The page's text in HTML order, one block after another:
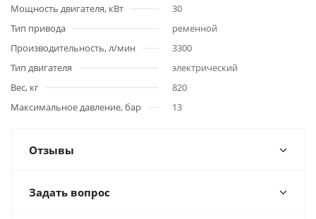
Мощность двигателя, кВт
30
Тип привода
ременной
Производительность, л/мин
3300
Тип двигателя
электрический
Вес, кг
820
Максимальное давление, бар
13
Отзывы
Задать вопрос